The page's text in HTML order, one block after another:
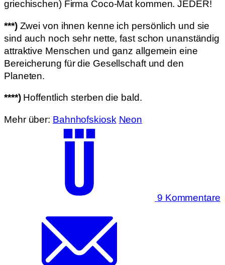
griechischen) Firma Coco-Mat kommen. JEDER!
***)Zwei von ihnen kenne ich persönlich und sie
sind auch noch sehr nette, fast schon unanständig
attraktive Menschen und ganz allgemein eine
Bereicherung für die Gesellschaft und den
Planeten.
****)Hoffentlich sterben die bald.
Mehr über: Bahnhofskiosk Neon
9 Kommentare